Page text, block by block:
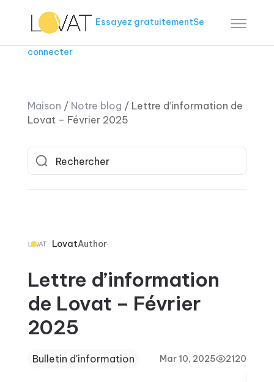
Essayez gratuitementSe
connecter
Maison / Notre blog / Lettre d’information de
Lovat – Février 2025
LovatAuthor
Lettre d’information
de Lovat – Février
2025
Bulletin d'information Mar 10, 2025 2120